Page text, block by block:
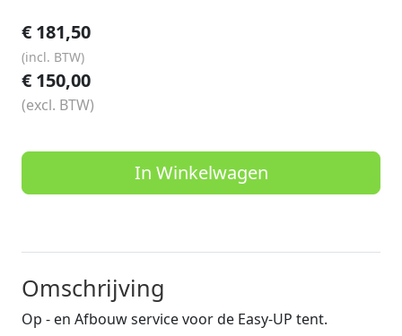
€ 181,50
(incl. BTW)
€ 150,00
(excl. BTW)
In Winkelwagen
Omschrijving
Op - en Afbouw service voor de Easy-UP tent.